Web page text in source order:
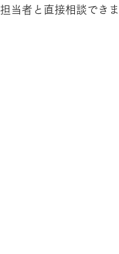
担当者と直接相談できま